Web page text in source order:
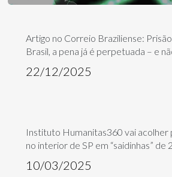
Artigo no Correio Braziliense:
Brasil, a pena já é perpetuada – e
22/12/2025
Instituto Humanitas360 vai acolher
no interior de SP em “saidinhas” de
10/03/2025